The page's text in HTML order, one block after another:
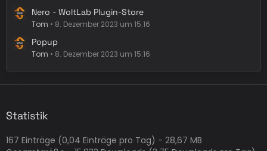
Nero - WoltLab Plugin-Store
Tom 8. Dezember 2023 um 15:16
Popup
Tom 8. Dezember 2023 um 15:16
Statistik
167 Einträge (0,04 Einträge pro Tag) - 28,67 MB